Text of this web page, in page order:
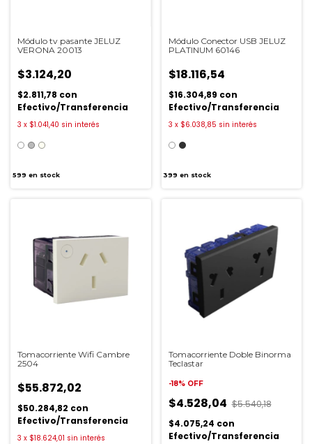
Módulo tv pasante JELUZ
VERONA 20013
$3.124,20
$2.811,78 con
Efectivo/Transferencia
3 x $1.041,40 sin interés
599 en stock
Módulo Conector USB JELUZ
PLATINUM 60146
$18.116,54
$16.304,89 con
Efectivo/Transferencia
3 x $6.038,85 sin interés
399 en stock
Tomacorriente Wifi Cambre
2504
$55.872,02
$50.284,82 con
Efectivo/Transferencia
3 x $18.624,01 sin interés
Tomacorriente Doble Binorma
Teclastar
-18% OFF
$4.528,04 $5.540,18
$4.075,24 con
Efectivo/Transferencia